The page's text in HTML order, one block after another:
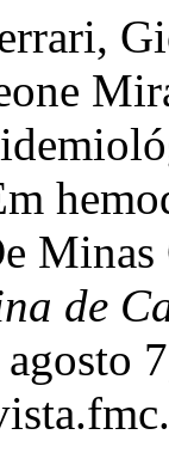
Minas
de